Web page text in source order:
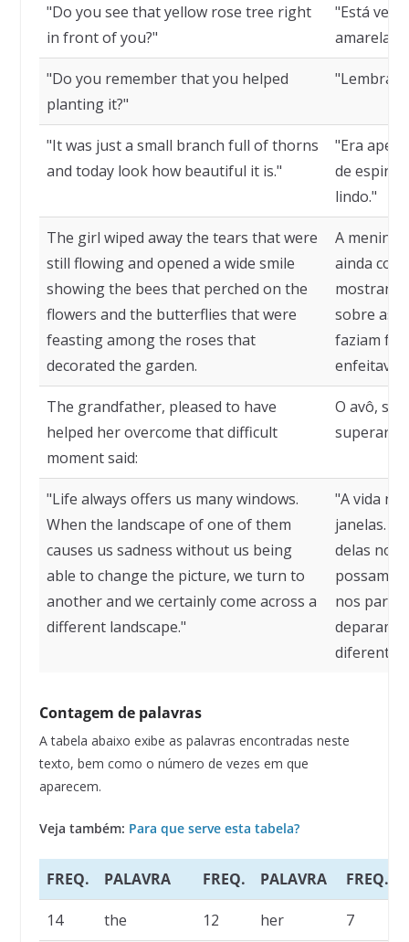
"Do you see that yellow rose tree right
in front of you?"
"Está
amarelas
"Do you remember that you helped
planting it?"
"Lembra
"It was just a small branch full of thorns
and today look how beautiful it is."
"Era
de
lindo."
The girl wiped away the tears that were
still flowing and opened a wide smile
showing the bees that perched on the
flowers and the butterflies that were
feasting among the roses that
decorated the garden.
A menina
ainda
sobre as
faziam
The grandfather, pleased to have
helped her overcome that difficult
moment said:
O avô,
superar
"Life always offers us many windows.
When the landscape of one of them
causes us sadness without us being
able to change the picture, we turn to
another and we certainly come across a
different landscape."
"A vida
janelas.
delas nos
nos para
diferente."
Contagem de palavras
A tabela abaixo exibe as palavras encontradas neste
texto, bem como o número de vezes em que
aparecem.
Veja também: Para que serve esta tabela?
FREQ. PALAVRA FREQ. PALAVRA FREQ.
14 the 12 her 7